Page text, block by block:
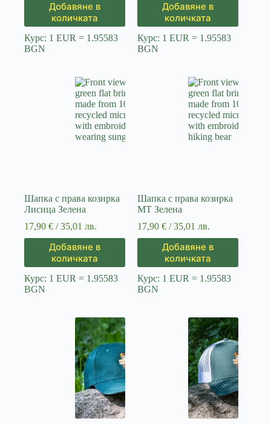
Добавяне в
количката
Курс: 1 EUR = 1.95583
BGN
Добавяне в
количката
Курс: 1 EUR = 1.95583
BGN
Шапка с права козирка
Лисица Зелена
17,90 € / 35,01 лв.
Добавяне в
количката
Курс: 1 EUR = 1.95583
BGN
Шапка с права козирка
МТ Зелена
17,90€ / 35,01 лв.
Добавяне в
количката
Курс: 1 EUR = 1.95583
BGN